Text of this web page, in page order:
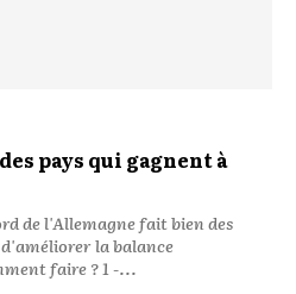
pays qui gagnent à
de l'Allemagne fait bien des
la balance
commerciale ? Et si oui, comment faire ? 1 -...